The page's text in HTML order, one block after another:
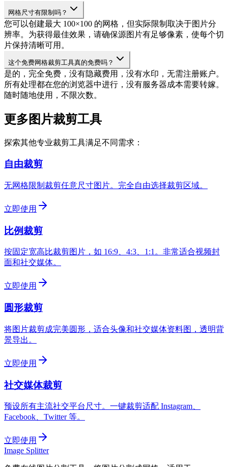
网格尺寸有限制吗？
您可以创建最大 100×100 的网格，但实际限制取决于图片分
辨率。为获得最佳效果，请确保源图片有足够像素，使每个切
片保持清晰可用。
这个免费网格裁剪工具真的免费吗？
是的，完全免费，没有隐藏费用，没有水印，无需注册账户。
所有处理都在您的浏览器中进行，没有服务器成本需要转嫁。
随时随地使用，不限次数。
更多图片裁剪工具
探索其他专业裁剪工具满足不同需求：
自由裁剪
无网格限制裁剪任意尺寸图片。完全自由选择裁剪区域。
立即使用
比例裁剪
按固定宽高比裁剪图片，如 16:9、4:3、1:1。非常适合视频封
面和社交媒体。
立即使用
圆形裁剪
将图片裁剪成完美圆形，适合头像和社交媒体资料图，透明背
景导出。
立即使用
社交媒体裁剪
预设所有主流社交平台尺寸。一键裁剪适配 Instagram、
Facebook、Twitter 等。
立即使用
Image Splitter